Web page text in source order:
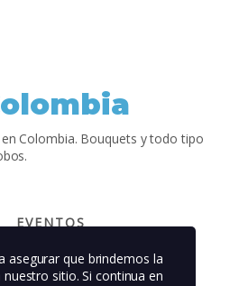
Colombia. Bouquets y todo tipo
EVENTOS
TIENDA
asegurar que brindemos la
sitio. Si continua en